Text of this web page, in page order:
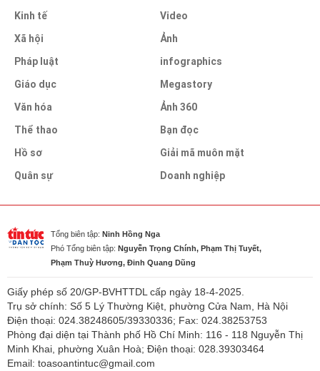
Kinh tế
Xã hội
Pháp luật
Giáo dục
Văn hóa
Thể thao
Hồ sơ
Quân sự
Video
Ảnh
infographics
Megastory
Ảnh 360
Bạn đọc
Giải mã muôn mặt
Doanh nghiệp
Tổng biên tập: Ninh Hồng Nga
Phó Tổng biên tập: Nguyễn Trọng Chính, Phạm Thị Tuyết,
Phạm Thuỳ Hương, Đinh Quang Dũng
Giấy phép số 20/GP-BVHTTDL cấp ngày 18-4-2025.
Trụ sở chính: Số 5 Lý Thường Kiệt, phường Cửa Nam, Hà Nội
Điện thoại: 024.38248605/39330336; Fax: 024.38253753
Phòng đại diện tại Thành phố Hồ Chí Minh: 116 - 118 Nguyễn Thị
Minh Khai, phường Xuân Hoà; Điện thoại: 028.39303464
Email: toasoantintuc@gmail.com